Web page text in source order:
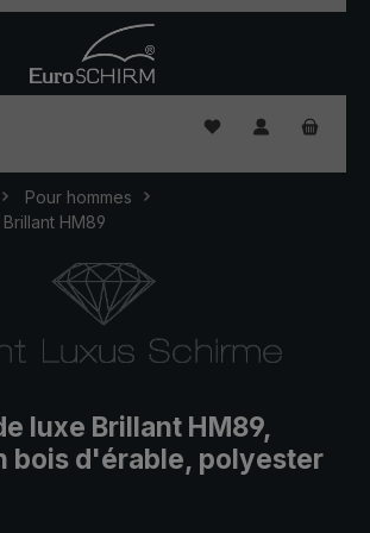
Vous avez 0
Pour hommes
HM89
luxe Brillant HM89,
bois d'érable, polyester